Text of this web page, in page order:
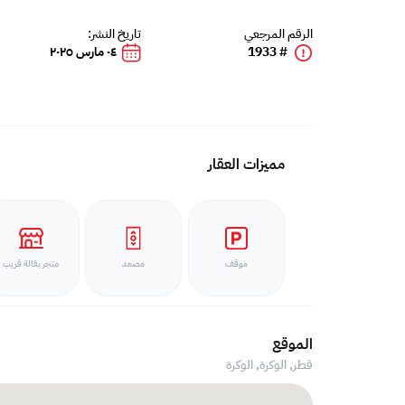
الرقم المرجعي
# 1933
تاريخ النشر:
٠٤ مارس ٢٠٢٥
مميزات العقار
موقف مصعد متجر بقالة قريب
الموقع
قطر, الوكرة,الوكرة